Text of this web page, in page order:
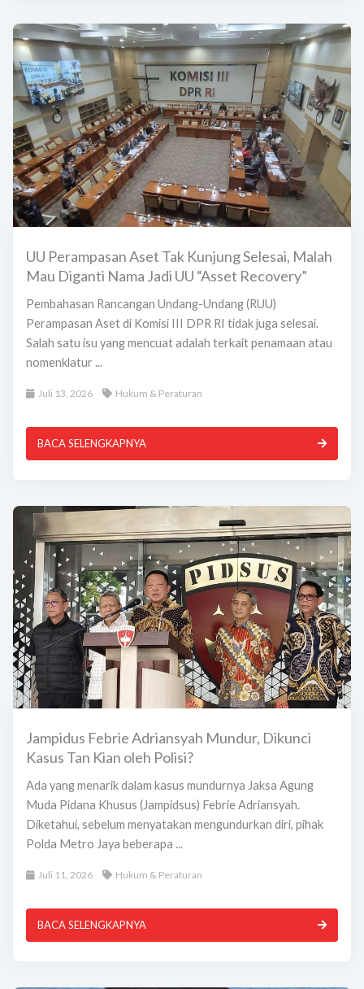
UU Perampasan Aset Tak Kunjung Selesai, Malah
Mau Diganti Nama Jadi UU “Asset Recovery”
Pembahasan Rancangan Undang-Undang (RUU)
Perampasan Aset di Komisi III DPR RI tidak juga selesai.
Salah satu isu yang mencuat adalah terkait penamaan atau
nomenklatur ...
Juli 13, 2026 Hukum & Peraturan
BACA SELENGKAPNYA
Jampidus Febrie Adriansyah Mundur, Dikunci
Kasus Tan Kian oleh Polisi?
Ada yang menarik dalam kasus mundurnya Jaksa Agung
Muda Pidana Khusus (Jampidsus) Febrie Adriansyah.
Diketahui, sebelum menyatakan mengundurkan diri, pihak
Polda Metro Jaya beberapa ...
Juli 11, 2026 Hukum & Peraturan
BACA SELENGKAPNYA